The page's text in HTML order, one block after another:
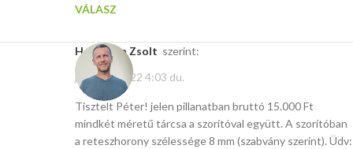
VÁLASZ
Hoffmann Zsolt szerint:
június 7, 2022 4:03 du.
Tisztelt Péter! jelen pillanatban bruttó 15.000 Ft
mindkét méretű tárcsa a szorítóval együtt. A szorítóban
a reteszhorony szélessége 8 mm (szabvány szerint). Üdv: